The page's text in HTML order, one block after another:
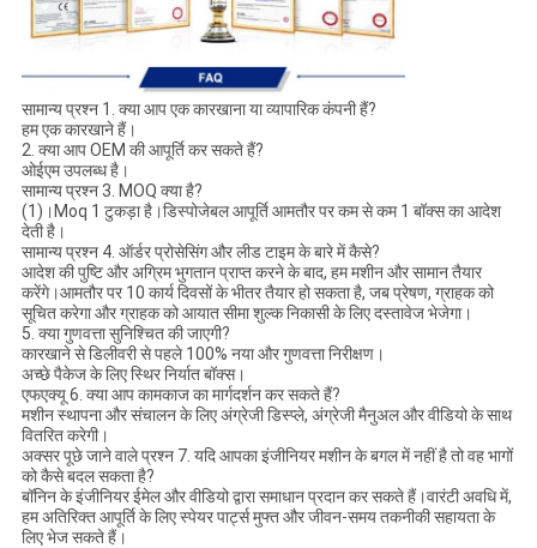
सामान्य प्रश्न 1. क्या आप एक कारखाना या व्यापारिक कंपनी हैं?
हम एक कारखाने हैं।
2. क्या आप OEM की आपूर्ति कर सकते हैं?
ओईएम उपलब्ध है।
सामान्य प्रश्न 3. MOQ क्या है?
(1)।Moq 1 टुकड़ा है।डिस्पोजेबल आपूर्ति आमतौर पर कम से कम 1 बॉक्स का आदेश
देती है।
सामान्य प्रश्न 4. ऑर्डर प्रोसेसिंग और लीड टाइम के बारे में कैसे?
आदेश की पुष्टि और अग्रिम भुगतान प्राप्त करने के बाद, हम मशीन और सामान तैयार
करेंगे।आमतौर पर 10 कार्य दिवसों के भीतर तैयार हो सकता है, जब प्रेषण, ग्राहक को
सूचित करेगा और ग्राहक को आयात सीमा शुल्क निकासी के लिए दस्तावेज भेजेगा।
5. क्या गुणवत्ता सुनिश्चित की जाएगी?
कारखाने से डिलीवरी से पहले 100% नया और गुणवत्ता निरीक्षण।
अच्छे पैकेज के लिए स्थिर निर्यात बॉक्स।
एफएक्यू 6. क्या आप कामकाज का मार्गदर्शन कर सकते हैं?
मशीन स्थापना और संचालन के लिए अंग्रेजी डिस्प्ले, अंग्रेजी मैनुअल और वीडियो के साथ
वितरित करेगी।
अक्सर पूछे जाने वाले प्रश्न 7. यदि आपका इंजीनियर मशीन के बगल में नहीं है तो वह भागों
को कैसे बदल सकता है?
बॉनिन के इंजीनियर ईमेल और वीडियो द्वारा समाधान प्रदान कर सकते हैं।वारंटी अवधि में,
हम अतिरिक्त आपूर्ति के लिए स्पेयर पार्ट्स मुफ्त और जीवन-समय तकनीकी सहायता के
लिए भेज सकते हैं।